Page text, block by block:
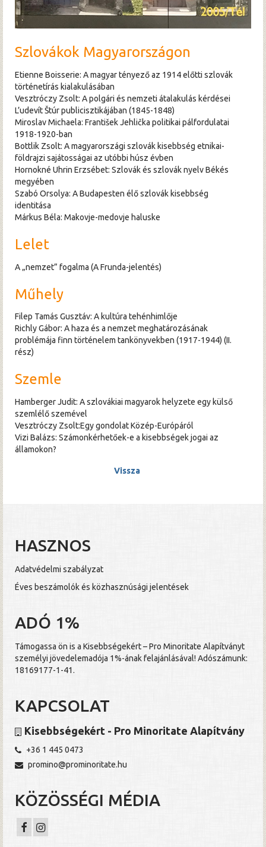
Szlovákok Magyarországon
Etienne Boisserie: A magyar tényező az 1914 előtti szlovák
történetírás kialakulásában
Vesztróczy Zsolt: A polgári és nemzeti átalakulás kérdései
L’udevít Štúr publicisztikájában (1845-1848)
Miroslav Michaela: František Jehlička politikai pálfordulatai
1918-1920-ban
Bottlik Zsolt: A magyarországi szlovák kisebbség etnikai-
földrajzi sajátosságai az utóbbi húsz évben
Hornokné Uhrin Erzsébet: Szlovák és szlovák nyelv Békés
megyében
Szabó Orsolya: A Budapesten élő szlovák kisebbség
identitása
Márkus Béla: Makovje-medovje haluske
Lelet
A „nemzet” fogalma (A Frunda-jelentés)
Műhely
Filep Tamás Gusztáv: A kultúra tehénhimlője
Richly Gábor: A haza és a nemzet meghatározásának
problémája finn történelem tankönyvekben (1917-1944) (II.
rész)
Szemle
Hamberger Judit: A szlovákiai magyarok helyzete egy külső
szemlélő szemével
Vesztróczy Zsolt:Egy gondolat Közép-Európáról
Vizi Balázs: Számonkérhetőek-e a kisebbségek jogai az
államokon?
Vissza
HASZNOS
Adatvédelmi szabályzat
Éves beszámolók és közhasznúsági jelentések
ADÓ 1%
Támogassa ön is a Kisebbségekért – Pro Minoritate Alapítványt
személyi jövedelemadója 1%-ának felajánlásával! Adószámunk:
18169177-1-41.
KAPCSOLAT
Kisebbségekért - Pro Minoritate Alapítvány
+36 1 445 0473
promino@prominoritate.hu
KÖZÖSSÉGI MÉDIA